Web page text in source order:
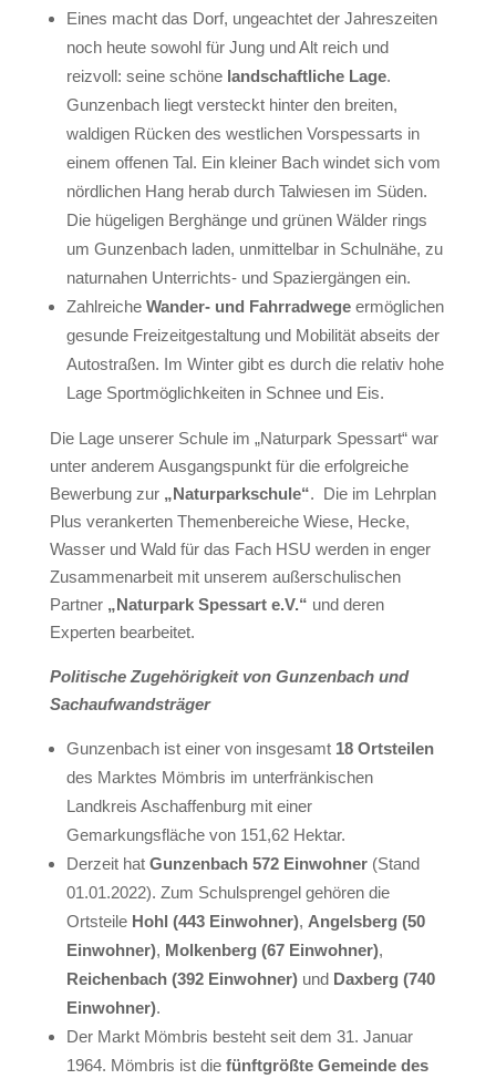
Eines macht das Dorf, ungeachtet der Jahreszeiten
noch heute sowohl für Jung und Alt reich und
reizvoll: seine schönelandschaftliche Lage.
Gunzenbach liegt versteckt hinter den breiten,
waldigen Rücken des westlichen Vorspessarts in
einem offenen Tal. Ein kleiner Bach windet sich vom
nördlichen Hang herab durch Talwiesen im Süden.
Die hügeligen Berghänge und grünen Wälder rings
um Gunzenbach laden, unmittelbar in Schulnähe, zu
naturnahen Unterrichts- und Spaziergängen ein.
Zahlreiche Wander- und Fahrradwegeermöglichen
gesunde Freizeitgestaltung und Mobilität abseits der
Autostraßen. Im Winter gibt es durch die relativ hohe
Lage Sportmöglichkeiten in Schnee und Eis.
Die Lage unserer Schule im „Naturpark Spessart“ war
unter anderem Ausgangspunkt für die erfolgreiche
Bewerbung zur „Naturparkschule“. Die im Lehrplan
Plus verankerten Themenbereiche Wiese, Hecke,
Wasser und Wald für das Fach HSU werden in enger
Zusammenarbeit mit unserem außerschulischen
Partner „Naturpark Spessart e.V.“ und deren
Experten bearbeitet.
Politische Zugehörigkeit von Gunzenbach und
Sachaufwandsträger
Gunzenbach ist einer von insgesamt 18 Ortsteilen
des Marktes Mömbris im unterfränkischen
Landkreis Aschaffenburg mit einer
Gemarkungsfläche von 151,62 Hektar.
Derzeit hat Gunzenbach 572 Einwohner(Stand
01.01.2022). Zum Schulsprengel gehören die
Ortsteile Hohl (443 Einwohner), Angelsberg (50
Einwohner), Molkenberg (67 Einwohner),
Reichenbach (392 Einwohner)und Daxberg (740
Einwohner).
Der Markt Mömbris besteht seit dem 31. Januar
1964. Mömbris ist die fünftgrößte Gemeinde des